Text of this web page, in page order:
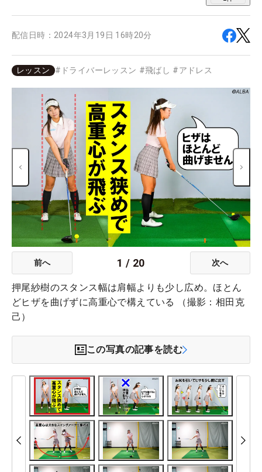
配信日時： 2024年3月19日 16時20分
レッスン # ドライバーレッスン #飛ばし #アドレス
前へ 1 / 20 次へ
押尾紗樹のスタンス幅は肩幅よりも少し広め。ほとん
どヒザを曲げずに高重心で構えている （撮影：相田克
己）
この写真の記事を読む